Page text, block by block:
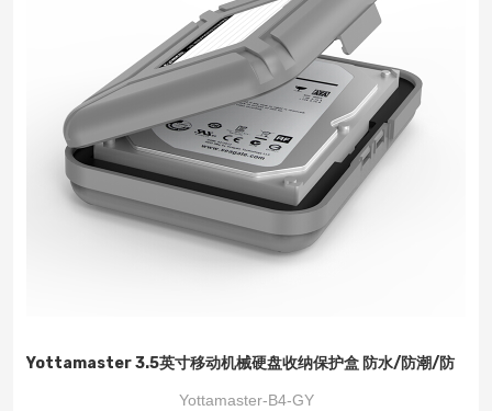
Yottamaster 3.5英寸移动机械硬盘收纳保护盒 防水/防潮/防
Yottamaster-B4-GY